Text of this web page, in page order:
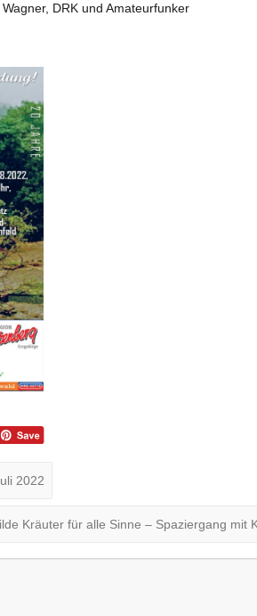
DRK und Amateurfunker
2022
Kräuter für alle Sinne – Spaziergang mit